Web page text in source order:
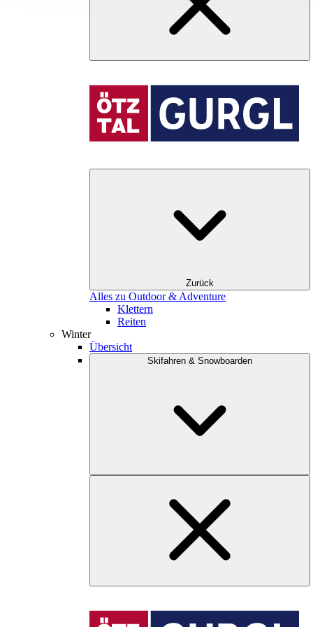
Zurück
Alles zu Outdoor & Adventure
Klettern
Reiten
Winter
Übersicht
Skifahren & Snowboarden